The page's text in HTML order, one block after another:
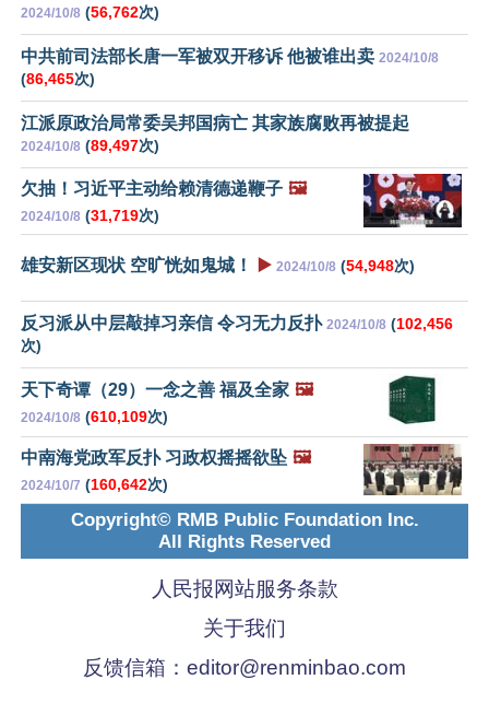
2024/10/8 (56,762次)
中共前司法部长唐一军被双开移诉 他被谁出卖 2024/10/8
(86,465次)
江派原政治局常委吴邦国病亡 其家族腐败再被提起
2024/10/8 (89,497次)
欠抽！习近平主动给赖清德递鞭子 🖼️
2024/10/8 (31,719次)
雄安新区现状 空旷恍如鬼城！ ▶️ 2024/10/8 (54,948次)
反习派从中层敲掉习亲信 令习无力反扑 2024/10/8 (102,456
次)
天下奇谭（29）一念之善 福及全家 🖼️
2024/10/8 (610,109次)
中南海党政军反扑 习政权摇摇欲坠 🖼️
2024/10/7 (160,642次)
Copyright© RMB Public Foundation Inc.
All Rights Reserved
人民报网站服务条款
关于我们
反馈信箱： editor@renminbao.com